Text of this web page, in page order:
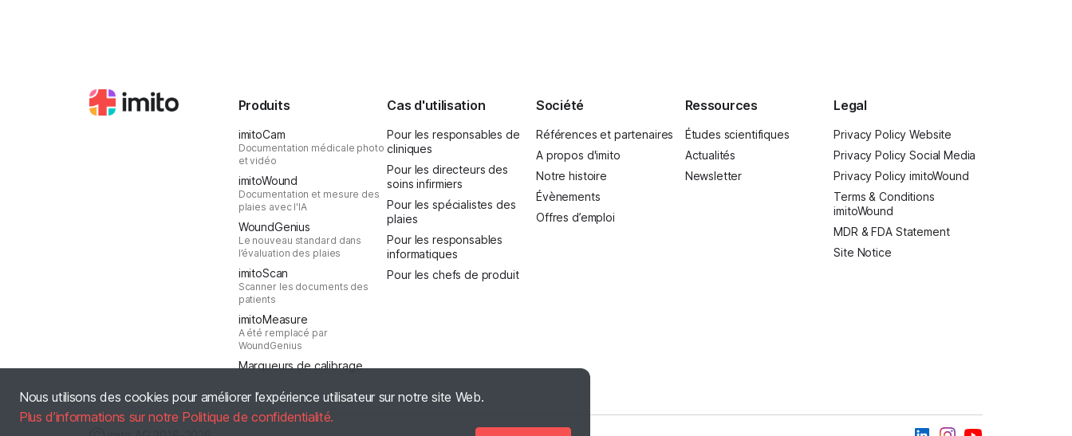
Nous utilisons des cookies pour améliorer l’expérience utilisateur sur notre site Web.
Plus d’informations sur notre Politique de confidentialité.
Produits
imitoCam
Documentation médicale photo
et vidéo
imitoWound
Documentation et mesure des
plaies avec l'IA
WoundGenius
Le nouveau standard dans
l’évaluation des plaies
imitoScan
Scanner les documents des
patients
imitoMeasure
A été remplacé par
WoundGenius
Marqueurs de calibrage
Cas d'utilisation
Pour les responsables de
cliniques
Pour les directeurs des
soins infirmiers
Pour les spécialistes des
plaies
Pour les responsables
informatiques
Pour les chefs de produit
Société
Références et partenaires
A propos d'imito
Notre histoire
Évènements
Offres d’emploi
Ressources
Études scientifiques
Actualités
Newsletter
Legal
Privacy Policy Website
Privacy Policy Social Media
Privacy Policy imitoWound
Terms & Conditions
imitoWound
MDR & FDA Statement
Site Notice